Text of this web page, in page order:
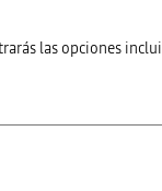
las opciones